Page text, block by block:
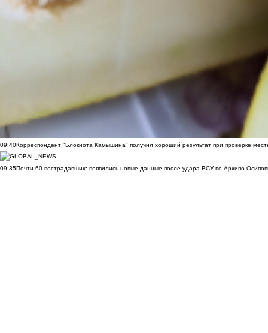
09:40Корреспондент "Блокнота Камышина" получил хороший результат при проверке
09:35Почти 60 пострадавших: появились новые данные после удара ВСУ по Архипо-